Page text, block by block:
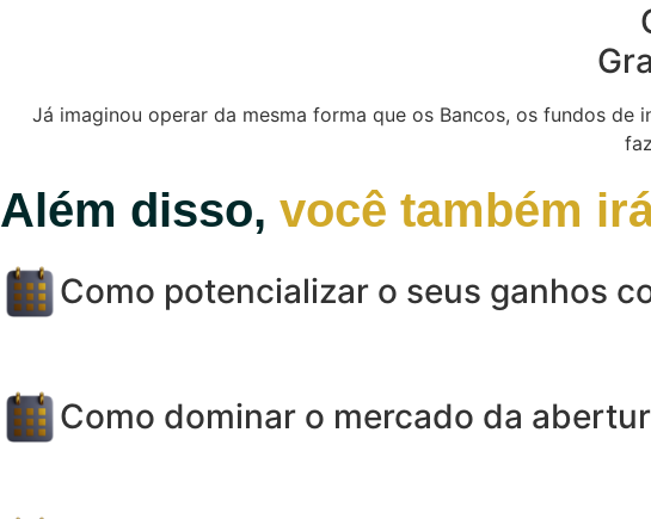
Já imaginou operar da mesma forma que os Bancos, os fundos
Além disso, você também
Como potencializar o seus ganhos
Como dominar o mercado da